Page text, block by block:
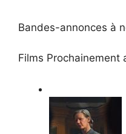
Bandes-annonces à
Films Prochainement